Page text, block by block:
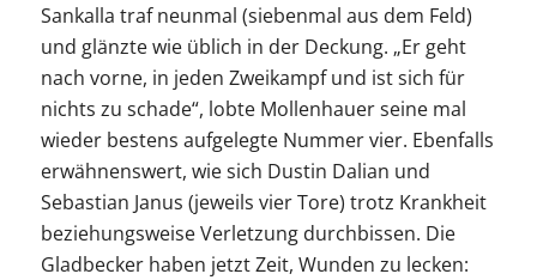
Sankalla traf neunmal (siebenmal aus dem Feld)
und glänzte wie üblich in der Deckung. „Er geht
nach vorne, in jeden Zweikampf und ist sich für
nichts zu schade“, lobte Mollenhauer seine mal
wieder bestens aufgelegte Nummer vier. Ebenfalls
erwähnenswert, wie sich Dustin Dalian und
Sebastian Janus (jeweils vier Tore) trotz Krankheit
beziehungsweise Verletzung durchbissen. Die
Gladbecker haben jetzt Zeit, Wunden zu lecken: